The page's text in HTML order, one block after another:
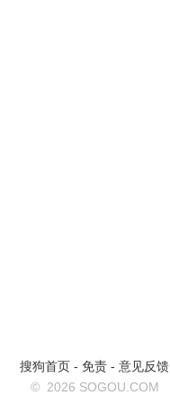
搜狗首页 - 免责 - 意见反馈
© 2026 SOGOU.COM